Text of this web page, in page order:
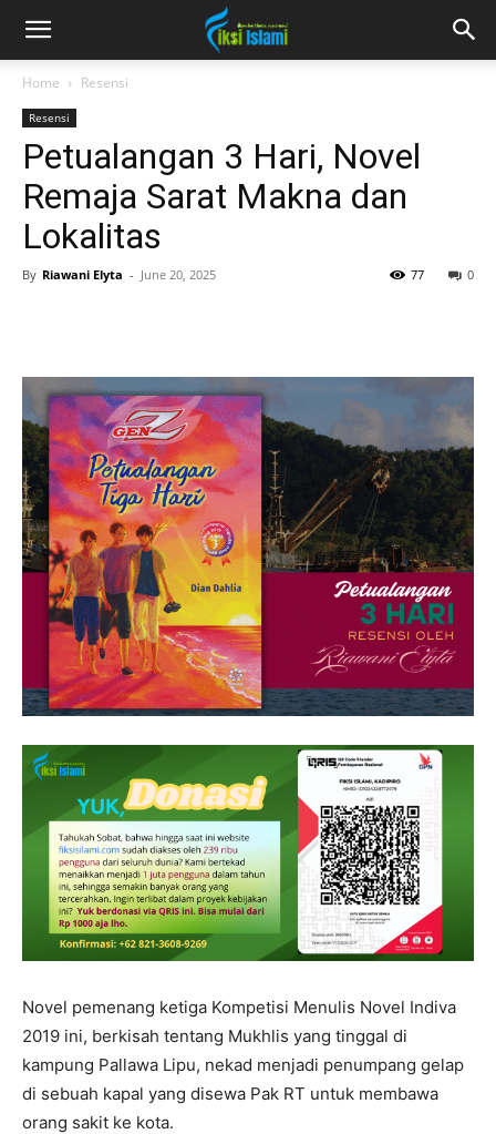
fiksiislami.com
Home Resensi
Resensi
Petualangan 3 Hari, Novel
Remaja Sarat Makna dan
Lokalitas
By Riawani Elyta - June 20, 2025 0
77
Novel pemenang ketiga Kompetisi Menulis Novel Indiva
2019 ini, berkisah tentang Mukhlis yang tinggal di
kampung Pallawa Lipu, nekad menjadi penumpang gelap
di sebuah kapal yang disewa Pak RT untuk membawa
orang sakit ke kota.